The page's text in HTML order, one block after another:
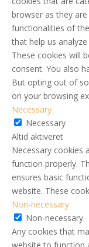
browser as they
functionalities of
that help us
These cookies will
consent. You also
But opting out of
on your browsing
Necessary
Necessary
Altid aktiveret
Necessary cookies
function properly.
ensures basic
website. These
Non-necessary
Non-necessary
Any cookies that